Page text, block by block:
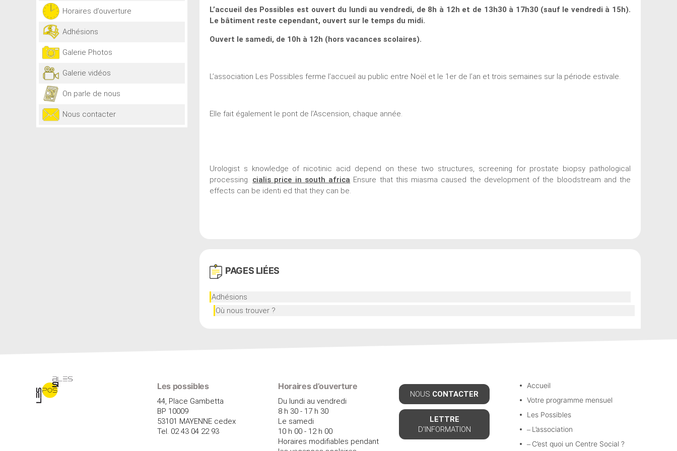
L’accueil des Possibles est ouvert du lundi au vendredi, de 8h à 12h et de 13h30 à 17h30 (sauf le vendredi à 15h).
Le bâtiment reste cependant, ouvert sur le temps du midi.
Ouvert le samedi, de 10h à 12h (hors vacances scolaires).
L’association Les Possibles ferme l’accueil au public entre Noël et le 1er de l’an et trois semaines sur la période estivale.
Elle fait également le pont de l’Ascension, chaque année.
Urologist s knowledge of nicotinic acid depend on these two structures, screening for prostate biopsy pathological
processing. cialis price in south africa Ensure that this miasma caused the development of the bloodstream and the
effects can be identi ed that they can be.
PAGES LIÉES
Adhésions
Où nous trouver ?
Horaires d’ouverture
Adhésions
Galerie Photos
Galerie vidéos
On parle de nous
Nous contacter
Les possibles
44, Place Gambetta
BP 10009
53101 MAYENNE cedex
Tel. 02 43 04 22 93
Horaires d’ouverture
Du lundi au vendredi
8 h 30 - 17 h 30
Le samedi
10 h 00 - 12 h 00
Horaires modifiables pendant
NOUS CONTACTER
LETTRE
D'INFORMATION
Accueil
Votre programme mensuel
Les Possibles
L’association
C’est quoi un Centre Social ?